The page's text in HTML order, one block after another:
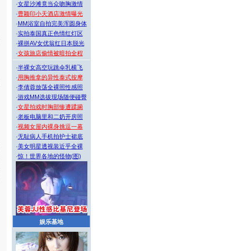
·女星沙滩竟当众吻胸激情
·曹颖印小天酒店激情曝光
· MM浴室自拍完美浑圆身体
·实拍泰国真正色情红灯区
·裸拼AV女优翁红日本脱光
·女孩旅店偷情被暗拍全程
·半裸女高空玩跳伞乳横飞
·用胸推拿的异性泰式按摩
·李倩蓉放荡全裸照性感照
·游戏MM选拔现场随便碰臀
·女星拍戏时胸部惨遭蹂躏
·老板电脑里和二奶开房照
·视频女屋内裸身挑逗一幕
·无耻病人手机拍护士裙底
·美女明星透视装近乎全裸
·惊！世界各地的怪物(图)
娱乐基地